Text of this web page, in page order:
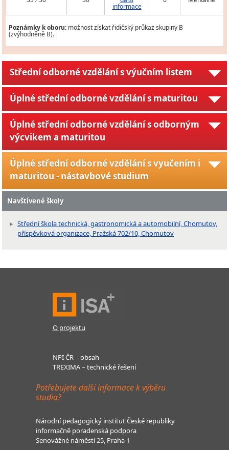
informace
Poznámky k oboru: možnost získat řidičský průkaz skupiny B
(zvýhodněně B).
Střední odborné vzdělání s výučním listem
Úplné střední odborné vzdělání s maturitou
Úplné střední odborné vzdělání s odborným
výcvikem a maturitou
Úplné střední odborné vzdělání s vyučením i
maturitou - nástavbové studium
Navštívené školy
Střední škola technická, gastronomická a automobilní, Chomutov,
příspěvková organizace, Pražská 702/10, Chomutov
O projektu
NPI ČR – obsah
TREXIMA – technické řešení
Potřebujete další informace k výběru
studia?
Národní pedagogický institut České republiky
informačně poradenská podpora
Senovážné náměstí 25, Praha 1